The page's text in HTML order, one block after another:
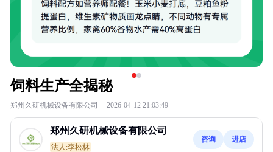
饲料生产全揭秘
郑州久研机械设备有限公司 · 2026-04-12 21:03:49
郑州久研机械设备有限公司
法人:李松林
咨询 进店